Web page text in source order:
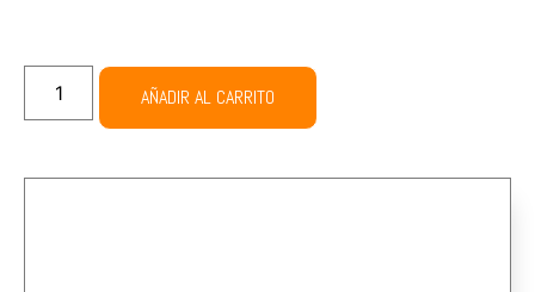
AÑADIR AL CARRITO